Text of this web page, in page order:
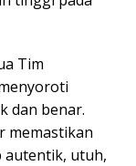
Tim
dan benar.
memastikan
autentik, utuh,